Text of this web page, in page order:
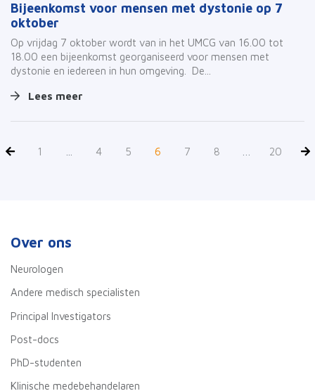
Bijeenkomst voor mensen met dystonie op 7
oktober
Op vrijdag 7 oktober wordt van in het UMCG van 16.00 tot
18.00 een bijeenkomst georganiseerd voor mensen met
dystonie en iedereen in hun omgeving. De...
Lees meer
1 4 5 6 7 8 20
Over ons
Neurologen
Andere medisch specialisten
Principal Investigators
Post-docs
PhD-studenten
Klinische medebehandelaren